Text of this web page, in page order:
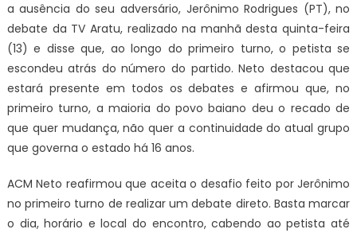
a ausência do seu adversário, Jerônimo Rodrigues (PT), no
debate da TV Aratu, realizado na manhã desta quinta-feira
(13) e disse que, ao longo do primeiro turno, o petista se
escondeu atrás do número do partido. Neto destacou que
estará presente em todos os debates e afirmou que, no
primeiro turno, a maioria do povo baiano deu o recado de
que quer mudança, não quer a continuidade do atual grupo
que governa o estado há 16 anos.
ACM Neto reafirmou que aceita o desafio feito por Jerônimo
no primeiro turno de realizar um debate direto. Basta marcar
o dia, horário e local do encontro, cabendo ao petista até